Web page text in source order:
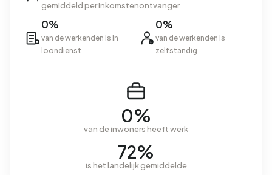
gemiddeld per inkomstenontvanger
0%
van de werkenden is in
loondienst
0%
van de werkenden is
zelfstandig
0%
van de inwoners heeft werk
72%
is het landelijk gemiddelde